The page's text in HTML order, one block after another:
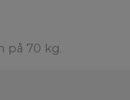
på 70 kg.